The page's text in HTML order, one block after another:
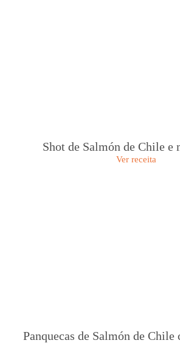
Shot de Salmón de Chile e
Ver receita
Panquecas de Salmón de Chile